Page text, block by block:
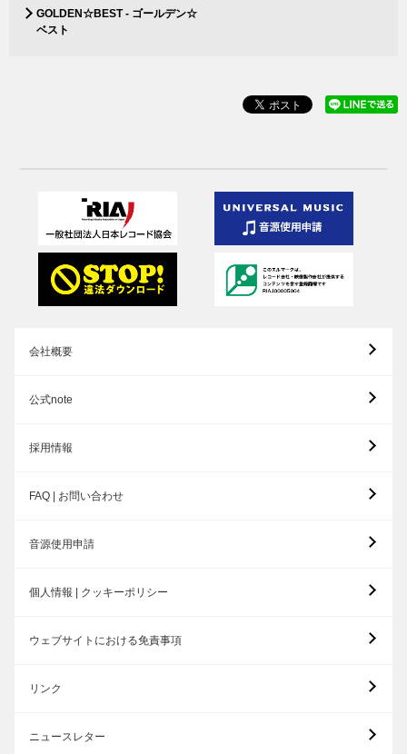
GOLDEN☆BEST - ゴールデン☆
ベスト
会社概要
公式note
採用情報
FAQ | お問い合わせ
音源使用申請
個人情報 | クッキーポリシー
ウェブサイトにおける免責事項
リンク
ニュースレター